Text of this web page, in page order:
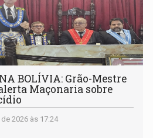
BOLÍVIA: Grão-Mestre
Maçonaria sobre
2026 às 17:24